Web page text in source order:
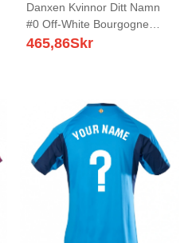
Danxen Kvinnor Ditt Namn
#0 Off-White Bourgogne
Bortatröja Matchtröjor
465,86Skr